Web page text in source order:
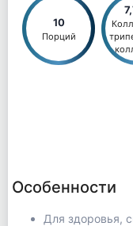
10
Порций
Особенности
Для здоровья,